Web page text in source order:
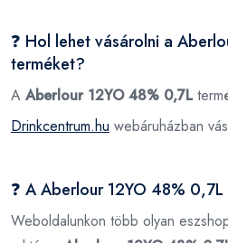
❓ Hol lehet vásárolni a
terméket?
A Aberlour 12YO 48% 0,7L
Drinkcentrum.hu webáruházban
❓ A Aberlour 12YO 48%
Weboldalunkon több olyan